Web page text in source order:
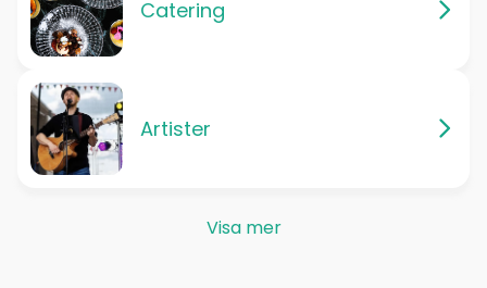
Catering
Artister
Visa mer